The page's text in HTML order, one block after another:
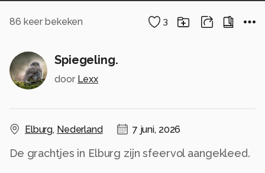
86 keer bekeken 3
Spiegeling.
door Lexx
Elburg, Nederland 7 juni, 2026
De grachtjes in Elburg zijn sfeervol aangekleed.